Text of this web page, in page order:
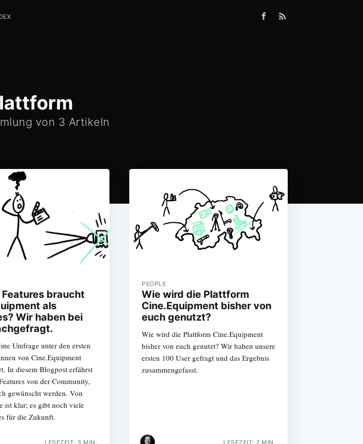
von 3 Artikeln
braucht
als
Wir haben bei
Umfrage unter den ersten
von Cine.Equipment
In diesem Blogpost erfährst
von der Community,
gewünscht werden. Von
ist klar; es gibt noch viele
für die Zukunft.
LESEZEIT: 3 MIN.
PEOPLE
Wie wird die Plattform
Cine.Equipment bisher von
euch genutzt?
Wie wird die Plattform Cine.Equipment
bisher von euch genutzt? Wir haben unsere
ersten 100 User gefragt und das Ergebnis
zusammengefasst.
LESEZEIT: 2 MIN.